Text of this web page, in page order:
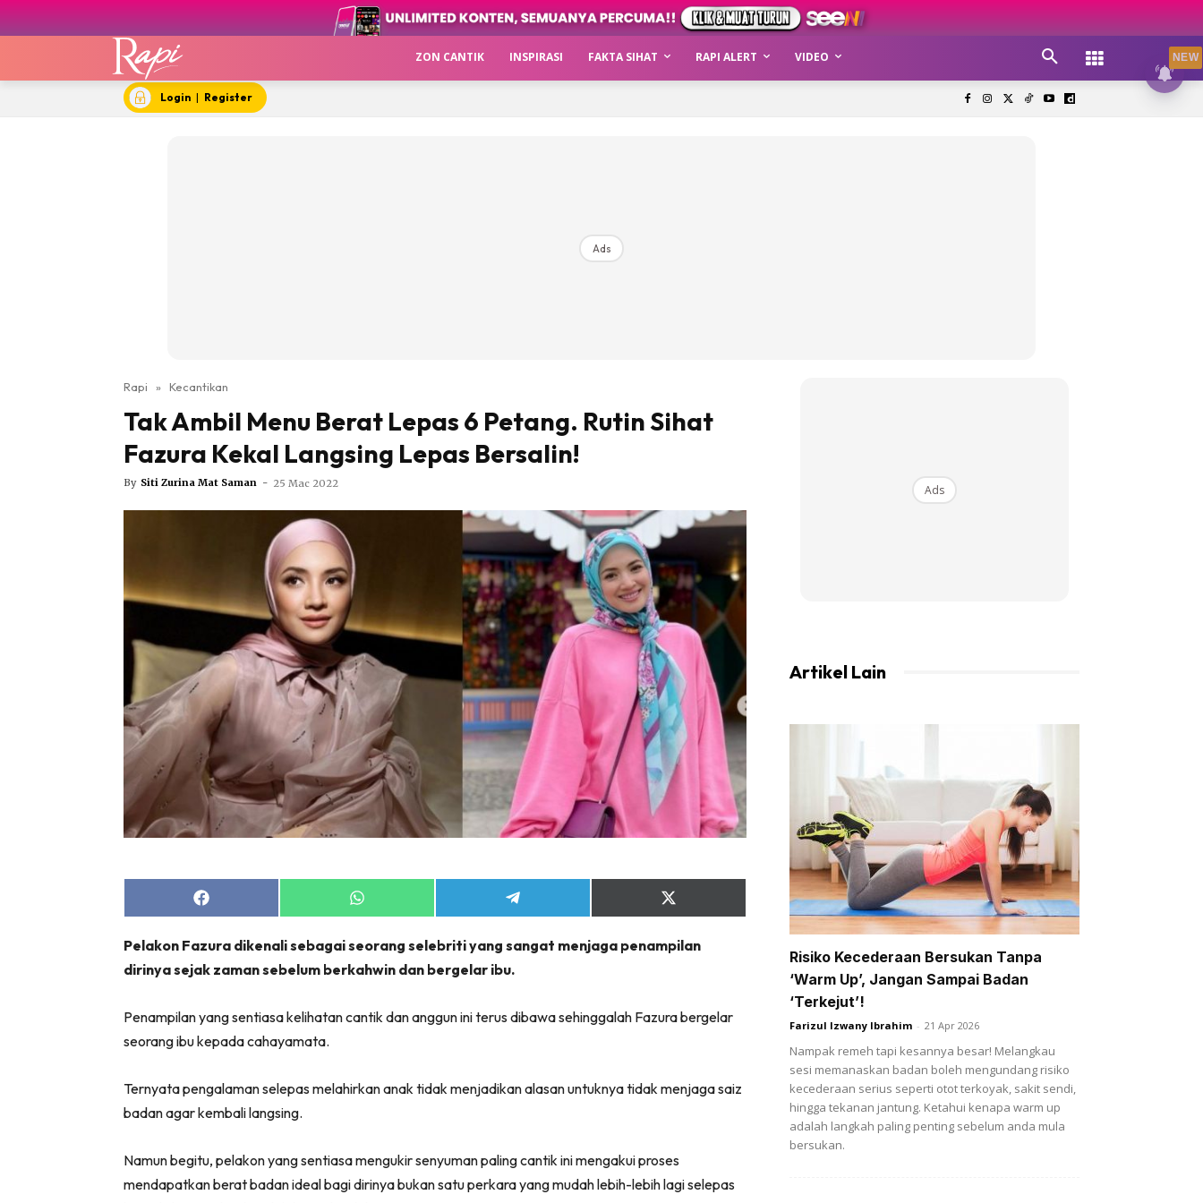
Login| Register
Zon Cantik
Rapi Alert
Info COVID-19
Fit Rapi
ZON CANTIK INSPIRASI FAKTA SIHAT RAPI ALERT VIDEO
Login | Register
Ads
Rapi » Kecantikan
Tak Ambil Menu Berat Lepas 6 Petang. Rutin Sihat
Fazura Kekal Langsing Lepas Bersalin!
By Siti Zurina Mat Saman - 25 Mac 2022
Share
on
Share
on
Share
on
Share
on
(Twitter)
Pelakon Fazura dikenali sebagai seorang selebriti yang sangat menjaga penampilan
dirinya sejak zaman sebelum berkahwin dan bergelar ibu.
Penampilan yang sentiasa kelihatan cantik dan anggun ini terus dibawa sehinggalah Fazura bergelar
seorang ibu kepada cahayamata.
Ternyata pengalaman selepas melahirkan anak tidak menjadikan alasan untuknya tidak menjaga saiz
badan agar kembali langsing.
Namun begitu, pelakon yang sentiasa mengukir senyuman paling cantik ini mengakui proses
mendapatkan berat badan ideal bagi dirinya bukan satu perkara yang mudah lebih-lebih lagi selepas
Ads
Artikel Lain
Risiko Kecederaan Bersukan Tanpa
‘Warm Up’, Jangan Sampai Badan
‘Terkejut’!
Farizul Izwany Ibrahim - 21 Apr 2026
Nampak remeh tapi kesannya besar! Melangkau
sesi memanaskan badan boleh mengundang risiko
kecederaan serius seperti otot terkoyak, sakit sendi,
hingga tekanan jantung. Ketahui kenapa warm up
adalah langkah paling penting sebelum anda mula
bersukan.
NEW